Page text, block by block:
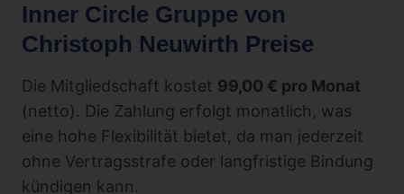
Inner Circle Gruppe von
Christoph Neuwirth Preise
Die Mitgliedschaft kostet 99,00 € pro Monat
(netto). Die Zahlung erfolgt monatlich, was
eine hohe Flexibilität bietet, da man jederzeit
ohne Vertragsstrafe oder langfristige Bindung
kündigen kann.